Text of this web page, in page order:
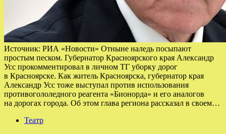
Источник: РИА «Новости» Отныне наледь посыпают
простым песком. Губернатор Красноярского края Александр
Усс прокомментировал в личном ТГ уборку дорог
в Красноярске. Как житель Красноярска, губернатор края
Александр Усс тоже выступал против использования
противогололедного реагента «Бионорда» и его аналогов
на дорогах города. Об этом глава региона рассказал в своем…
Театр